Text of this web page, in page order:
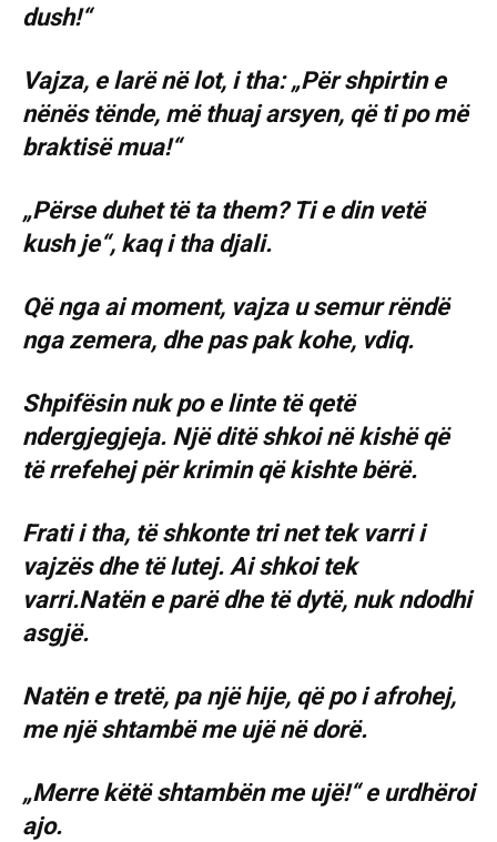
dush!“
Vajza, e larë në lot, i tha: „Për shpirtin e
nënës tënde, më thuaj arsyen, që ti po më
braktisë mua!“
„Përse duhet të ta them? Ti e din vetë
kush je“, kaq i tha djali.
Që nga ai moment, vajza u semur rëndë
nga zemera, dhe pas pak kohe, vdiq.
Shpifësin nuk po e linte të qetë
ndergjegjeja. Një ditë shkoi në kishë që
të rrefehej për krimin që kishte bërë.
Frati i tha, të shkonte tri net tek varri i
vajzës dhe të lutej. Ai shkoi tek
varri.Natën e parë dhe të dytë, nuk ndodhi
asgjë.
Natën e tretë, pa një hije, që po i afrohej,
me një shtambë me ujë në dorë.
„Merre këtë shtambën me ujë!“ e urdhëroi
ajo.